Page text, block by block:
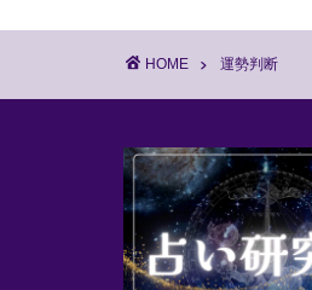
HOME 運勢判断